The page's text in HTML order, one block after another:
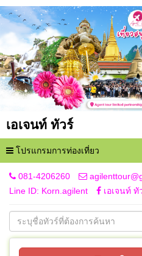
เอเจนท์ ทัวร์
โปรแกรมการท่องเที่ยว
081-4206260
Line ID: Korn.agilent
เอเจนท์ ทั